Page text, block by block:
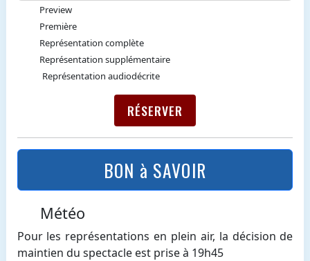
Preview
Première
Représentation complète
Représentation supplémentaire
Représentation audiodécrite
RÉSERVER
BON à SAVOIR
Météo
Pour les représentations en plein air, la décision de
maintien du spectacle est prise à 19h45